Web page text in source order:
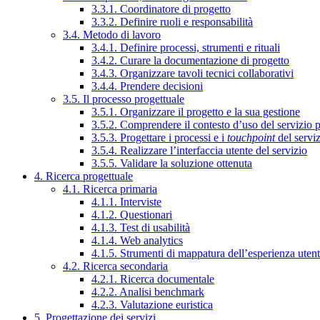
3.3.1. Coordinatore di progetto
3.3.2. Definire ruoli e responsabilità
3.4. Metodo di lavoro
3.4.1. Definire processi, strumenti e rituali
3.4.2. Curare la documentazione di progetto
3.4.3. Organizzare tavoli tecnici collaborativi
3.4.4. Prendere decisioni
3.5. Il processo progettuale
3.5.1. Organizzare il progetto e la sua gestione
3.5.2. Comprendere il contesto d’uso del servizio
3.5.3. Progettare i processi e i touchpointdel
3.5.4. Realizzare l’interfaccia utente del servizio
3.5.5. Validare la soluzione ottenuta
4. Ricerca progettuale
4.1. Ricerca primaria
4.1.1. Interviste
4.1.2. Questionari
4.1.3. Test di usabilità
4.1.4. Web analytics
4.1.5. Strumenti di mappatura dell’esperienza
4.2. Ricerca secondaria
4.2.1. Ricerca documentale
4.2.2. Analisi benchmark
4.2.3. Valutazione euristica
5. Progettazione dei servizi